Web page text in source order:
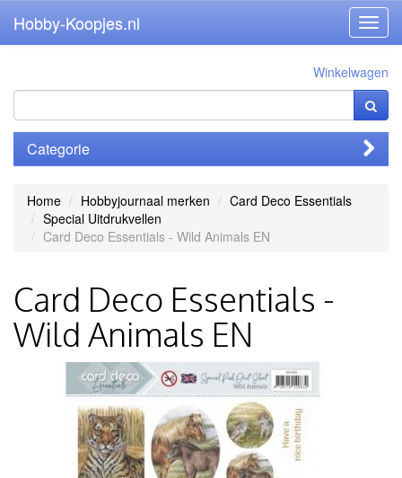
Hobby-Koopjes.nl
Winkelwagen
Categorie
Home Hobbyjournaal merken
Card Deco Essentials
Special Uitdrukvellen
Card Deco Essentials - Wild Animals EN
Card Deco Essentials -
Wild Animals EN